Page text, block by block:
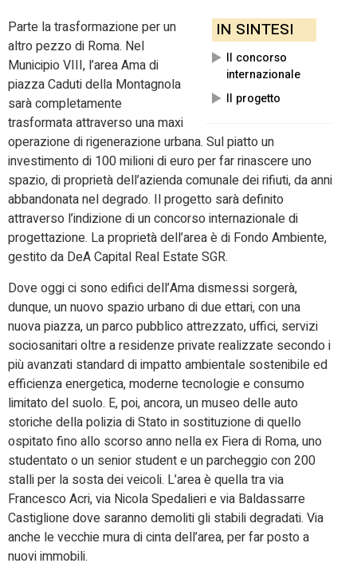
IN SINTESI
Il concorso
internazionale
Il progetto
Parte la trasformazione per un
altro pezzo di Roma. Nel
Municipio VIII, l’area Ama di
piazza Caduti della Montagnola
sarà completamente
trasformata attraverso una maxi
operazione di rigenerazione urbana. Sul piatto un
investimento di 100 milioni di euro per far rinascere uno
spazio, di proprietà dell’azienda comunale dei rifiuti, da anni
abbandonata nel degrado. Il progetto sarà definito
attraverso l’indizione di un concorso internazionale di
progettazione. La proprietà dell’area è di Fondo Ambiente,
gestito da DeA Capital Real Estate SGR.
Dove oggi ci sono edifici dell’Ama dismessi sorgerà,
dunque, un nuovo spazio urbano di due ettari, con una
nuova piazza, un parco pubblico attrezzato, uffici, servizi
sociosanitari oltre a residenze private realizzate secondo i
più avanzati standard di impatto ambientale sostenibile ed
efficienza energetica, moderne tecnologie e consumo
limitato del suolo. E, poi, ancora, un museo delle auto
storiche della polizia di Stato in sostituzione di quello
ospitato fino allo scorso anno nella ex Fiera di Roma, uno
studentato o un senior student e un parcheggio con 200
stalli per la sosta dei veicoli. L’area è quella tra via
Francesco Acri, via Nicola Spedalieri e via Baldassarre
Castiglione dove saranno demoliti gli stabili degradati. Via
anche le vecchie mura di cinta dell’area, per far posto a
nuovi immobili.